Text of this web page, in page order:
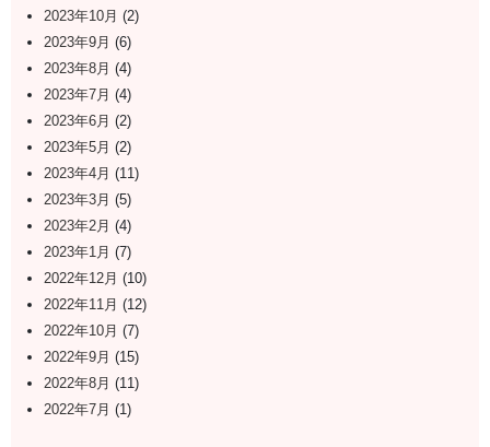
2023年10月 (2)
2023年9月 (6)
2023年8月 (4)
2023年7月 (4)
2023年6月 (2)
2023年5月 (2)
2023年4月 (11)
2023年3月 (5)
2023年2月 (4)
2023年1月 (7)
2022年12月 (10)
2022年11月 (12)
2022年10月 (7)
2022年9月 (15)
2022年8月 (11)
2022年7月 (1)